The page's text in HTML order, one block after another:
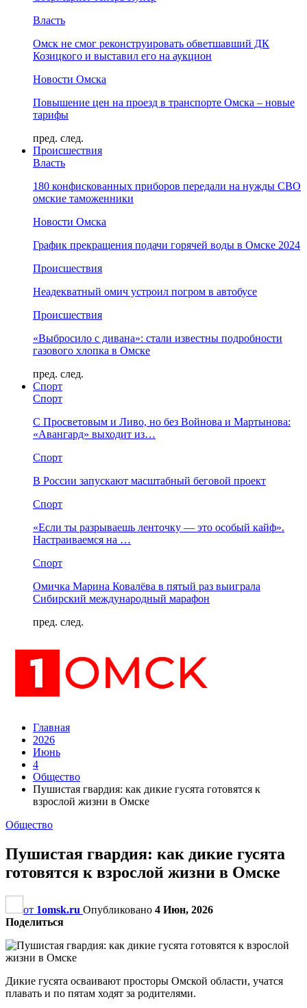
Власть
Омск не смог реконструировать обветшавший ДК
Козицкого и выставил его на аукцион
Новости Омска
Повышение цен на проезд в транспорте Омска – новые
тарифы
пред. след.
Происшествия
Власть
180 конфискованных приборов передали на нужды СВО
омские таможенники
Новости Омска
График прекращения подачи горячей воды в Омске 2024
Происшествия
Неадекватный омич устроил погром в автобусе
Происшествия
«Выбросило с дивана»: стали известны подробности
газового хлопка в Омске
пред. след.
Спорт
Спорт
С Просветовым и Ливо, но без Войнова и Мартынова:
«Авангард» выходит из…
Спорт
В России запускают масштабный беговой проект
Спорт
«Если ты разрываешь ленточку — это особый кайф».
Настраиваемся на …
Спорт
Омичка Марина Ковалёва в пятый раз выиграла
Сибирский международный марафон
пред. след.
Главная
2026
Июнь
4
Общество
Пушистая гвардия: как дикие гусята готовятся к
взрослой жизни в Омске
Общество
Пушистая гвардия: как дикие гусята
готовятся к взрослой жизни в Омске
от 1omsk.ru Опубликовано 4 Июн, 2026
Поделиться
Дикие гусята осваивают просторы Омской области, учатся
плавать и по пятам ходят за родителями.